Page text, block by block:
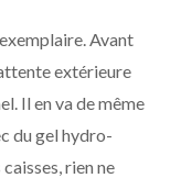
Avant
extérieure
Il en va de même
du gel hydro-
rien ne